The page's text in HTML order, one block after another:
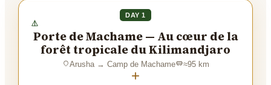
DAY 1
Porte de Machame — Au cœur de la
forêt tropicale du Kilimandjaro
Arusha→ Camp de Machame ≈95km
+